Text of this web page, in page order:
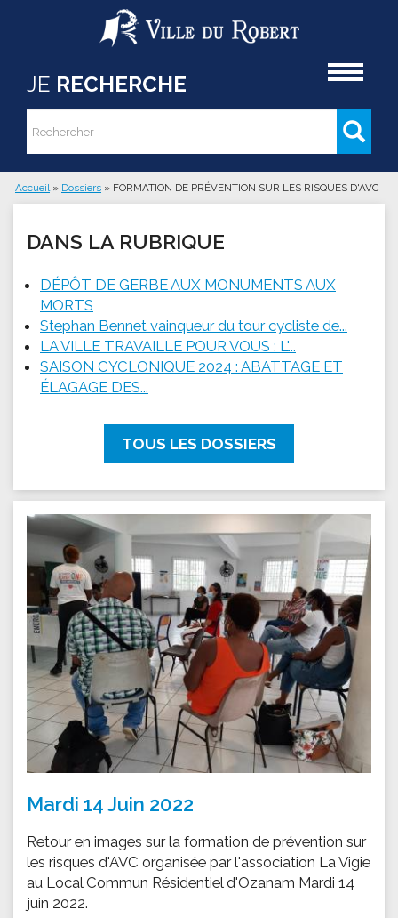
Aller au contenu principal
JE RECHERCHE
Formulaire de recherche
Rechercher
Vous êtes ici
Accueil » Dossiers » FORMATION DE PRÉVENTION SUR LES RISQUES D'AVC
DANS LA RUBRIQUE
DÉPÔT DE GERBE AUX MONUMENTS AUX
MORTS
Stephan Bennet vainqueur du tour cycliste de...
LA VILLE TRAVAILLE POUR VOUS : L'...
SAISON CYCLONIQUE 2024 : ABATTAGE ET
ÉLAGAGE DES...
TOUS LES DOSSIERS
Mardi 14 Juin 2022
Retour en images sur la formation de prévention sur
les risques d'AVC organisée par l'association La Vigie
au Local Commun Résidentiel d'Ozanam Mardi 14
juin 2022.